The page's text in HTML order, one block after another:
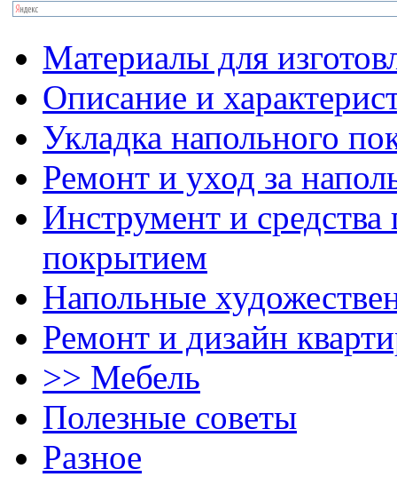
Материалы для
Описание и
Укладка напольного
Ремонт и уход за
Инструмент и
покрытием
Напольные
Ремонт и дизайн
>> Мебель
Полезные советы
Разное